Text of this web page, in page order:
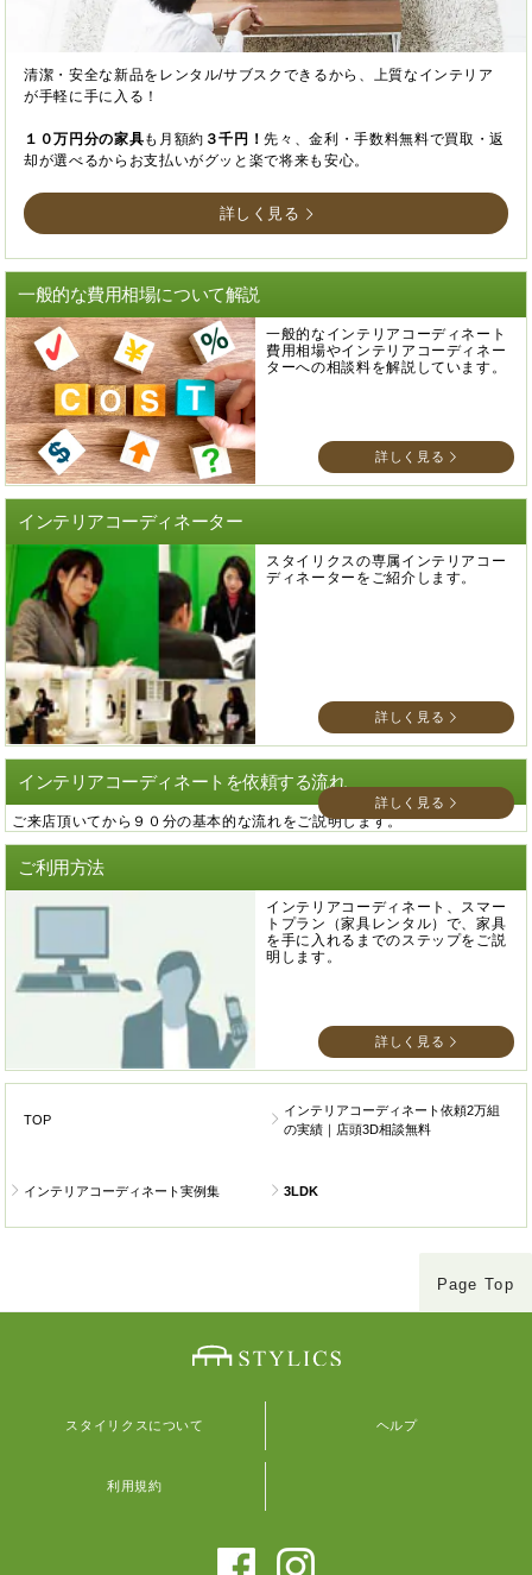
清潔・安全な新品をレンタル/サブスクできるから、上質なインテリア
が手軽に手に入る！
１０万円分の家具も月額約 ３千円！先々、金利・手数料無料で買取・返
却が選べるからお支払いがグッと楽で将来も安心。
詳しく見る
一般的な費用相場について解説
一般的なインテリアコーディネート
費用相場やインテリアコーディネー
ターへの相談料を解説しています。
詳しく見る
インテリアコーディネーター
スタイリクスの専属インテリアコー
ディネーターをご紹介します。
詳しく見る
インテリアコーディネートを依頼する流れ
ご来店頂いてから９０分の基本的な流れをご説明します。
詳しく見る
ご利用方法
インテリアコーディネート、スマー
トプラン（家具レンタル）で、家具
を手に入れるまでのステップをご説
明します。
詳しく見る
TOP
インテリアコーディネート依頼2万組
の実績｜店頭3D相談無料
インテリアコーディネート実例集 3LDK
Page Top
スタイリクスについて ヘルプ
利用規約